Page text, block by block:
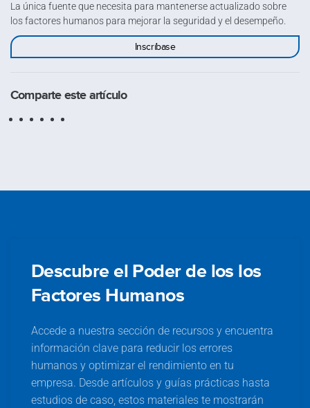
La única fuente que necesita para mantenerse actualizado sobre
los factores humanos para mejorar la seguridad y el desempeño.
Inscríbase
Comparte este artículo
Descubre el Poder de los los
Factores Humanos
Accede a nuestra sección de recursos y encuentra
información clave para reducir los errores
humanos y optimizar el rendimiento en tu
empresa. Desde artículos y guías prácticas hasta
estudios de caso, estos materiales te mostrarán